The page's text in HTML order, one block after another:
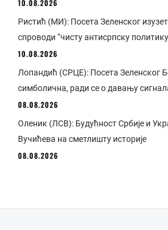
10.08.2026
Ристић (МИ): Посета Зеленског
спроводи “чисту антисрпску
10.08.2026
Лопандић (СРЦЕ): Посета Зеленског
симболична, ради се о давању
08.08.2026
Оленик (ЛСВ): Будућност Србије и
Вучићева на сметлишту историје
08.08.2026